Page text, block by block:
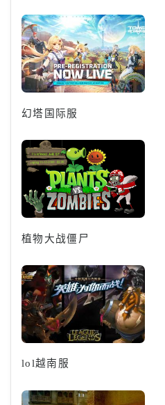
幻塔国际服
植物大战僵尸
lol越南服